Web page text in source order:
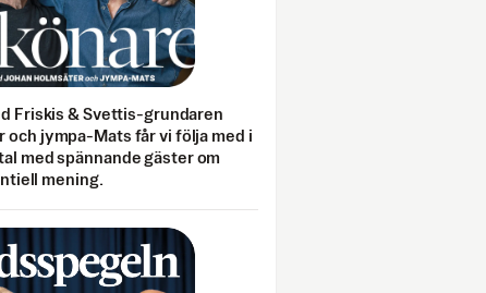
Friskis & Svettis-grundaren
och jympa-Mats får vi följa med i
med spännande gäster om
mening.